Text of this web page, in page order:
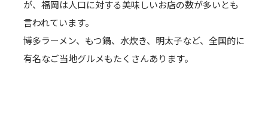
が、福岡は人口に対する美味しいお店の数が多いとも
言われています。
博多ラーメン、もつ鍋、水炊き、明太子など、全国的に
有名なご当地グルメもたくさんあります。